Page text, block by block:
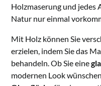
Holzmaserung und jedes
Natur nur einmal
Mit Holz können Sie
erzielen, indem Sie das
behandeln. Ob Sie eine
modernen Look